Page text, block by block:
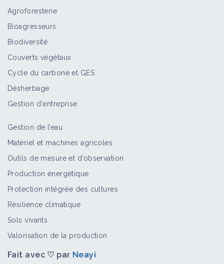
Agroforesterie
Bioagresseurs
Biodiversité
Couverts végétaux
Cycle du carbone et GES
Désherbage
Gestion d'entreprise
Gestion de l’eau
Matériel et machines agricoles
Outils de mesure et d’observation
Production énergétique
Protection intégrée des cultures
Résilience climatique
Sols vivants
Valorisation de la production
Fait avec ♡ par Neayi